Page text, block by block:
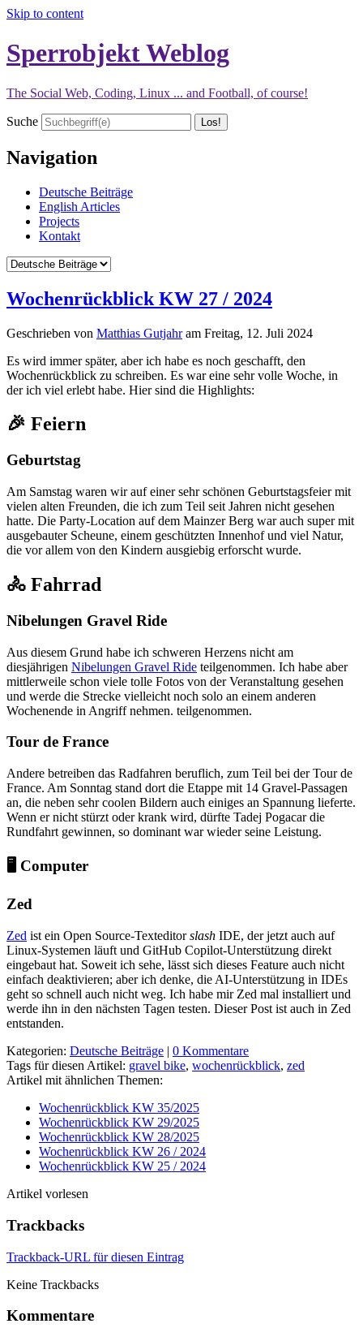
Skip to content
Sperrobjekt Weblog
The Social Web, Coding, Linux ... and Football, of course!
Suche
Navigation
Deutsche Beiträge
English Articles
Projects
Kontakt
Wochenrückblick KW 27 / 2024
Geschrieben von Matthias Gutjahram Freitag, 12. Juli 2024
Es wird immer später, aber ich habe es noch geschafft, den
Wochenrückblick zu schreiben. Es war eine sehr volle Woche, in
der ich viel erlebt habe. Hier sind die Highlights:
🎉 Feiern
Geburtstag
Am Samstag waren wir auf einer sehr schönen Geburtstagsfeier mit
vielen alten Freunden, die ich zum Teil seit Jahren nicht gesehen
hatte. Die Party-Location auf dem Mainzer Berg war auch super mit
ausgebauter Scheune, einem geschützten Innenhof und viel Natur,
die vor allem von den Kindern ausgiebig erforscht wurde.
🚴 Fahrrad
Nibelungen Gravel Ride
Aus diesem Grund habe ich schweren Herzens nicht am
diesjährigen Nibelungen Gravel Ride teilgenommen. Ich habe aber
mittlerweile schon viele tolle Fotos von der Veranstaltung gesehen
und werde die Strecke vielleicht noch solo an einem anderen
Wochenende in Angriff nehmen. teilgenommen.
Tour de France
Andere betreiben das Radfahren beruflich, zum Teil bei der Tour de
France. Am Sonntag stand dort die Etappe mit 14 Gravel-Passagen
an, die neben sehr coolen Bildern auch einiges an Spannung lieferte.
Wenn er nicht stürzt oder krank wird, dürfte Tadej Pogacar die
Rundfahrt gewinnen, so dominant war wieder seine Leistung.
🖥️ Computer
Zed
Zed ist ein Open Source-Texteditorslash IDE, der jetzt auch auf
Linux-Systemen läuft und GitHub Copilot-Unterstützung direkt
eingebaut hat. Soweit ich sehe, lässt sich dieses Feature auch nicht
einfach deaktivieren; aber ich denke, die AI-Unterstützung in IDEs
geht so schnell auch nicht weg. Ich habe mir Zed mal installiert und
werde ihn in den nächsten Tagen testen. Dieser Post ist auch in Zed
entstanden.
Kategorien: Deutsche Beiträge | 0 Kommentare
Tags für diesen Artikel: gravel bike, wochenrückblick, zed
Artikel mit ähnlichen Themen:
Wochenrückblick KW 35/2025
Wochenrückblick KW 29/2025
Wochenrückblick KW 28/2025
Wochenrückblick KW 26 / 2024
Wochenrückblick KW 25 / 2024
Artikel vorlesen
Trackbacks
Trackback-URL für diesen Eintrag
Keine Trackbacks
Kommentare